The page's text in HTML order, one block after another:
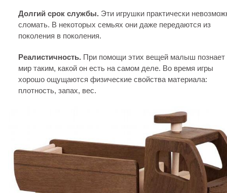
Долгий срок службы. Эти игрушки практически
сломать. В некоторых семьях они даже передаются из
поколения в поколения.
Реалистичность. При помощи этих вещей малыш познает
мир таким, какой он есть на самом деле. Во время игры
хорошо ощущаются физические свойства материала:
плотность, запах, вес.